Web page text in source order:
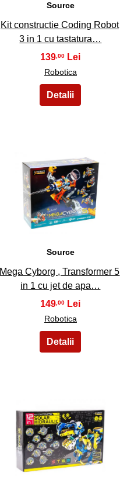
Source
Kit constructie Coding Robot
3 in 1 cu tastatura…
139 ,00
Robotica
48
Source
Mega Cyborg , Transformer 5
in 1 cu jet de apa…
149 ,00
Robotica
50